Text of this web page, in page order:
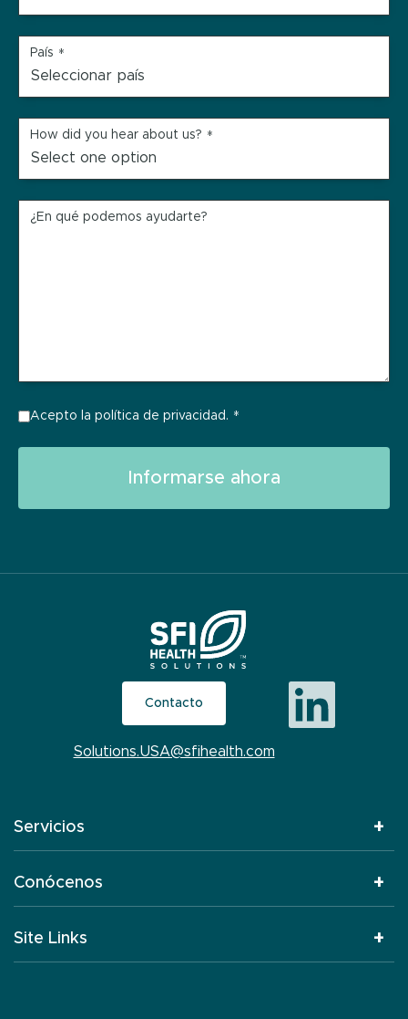
País *
How did you hear about us? *
¿En qué podemos ayudarte?
Acepto la política de privacidad. *
Contacto
Solutions.USA@sfihealth.com
Servicios
Conócenos
Site Links